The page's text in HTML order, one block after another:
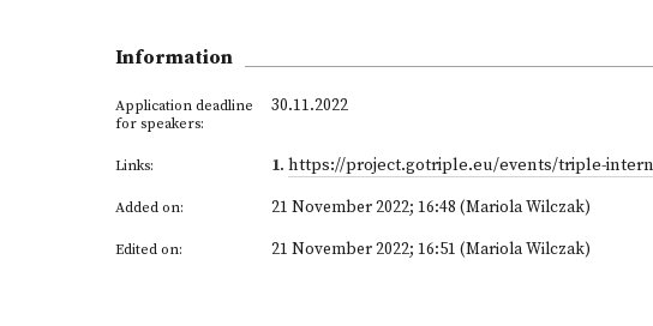
Information
Application deadline
for speakers:
30.11.2022
Links: 1. https://project.gotriple.eu/events/triple-
Added on: 21 November 2022; 16:48 (Mariola Wilczak)
Edited on: 21 November 2022; 16:51 (Mariola Wilczak)